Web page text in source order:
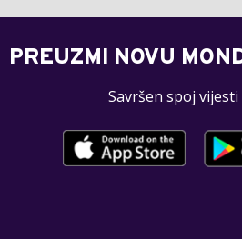
PREUZMI NOVU
Savršen spoj vijesti